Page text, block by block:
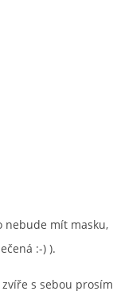
nebude mít masku,
:-) ).
s sebou prosím